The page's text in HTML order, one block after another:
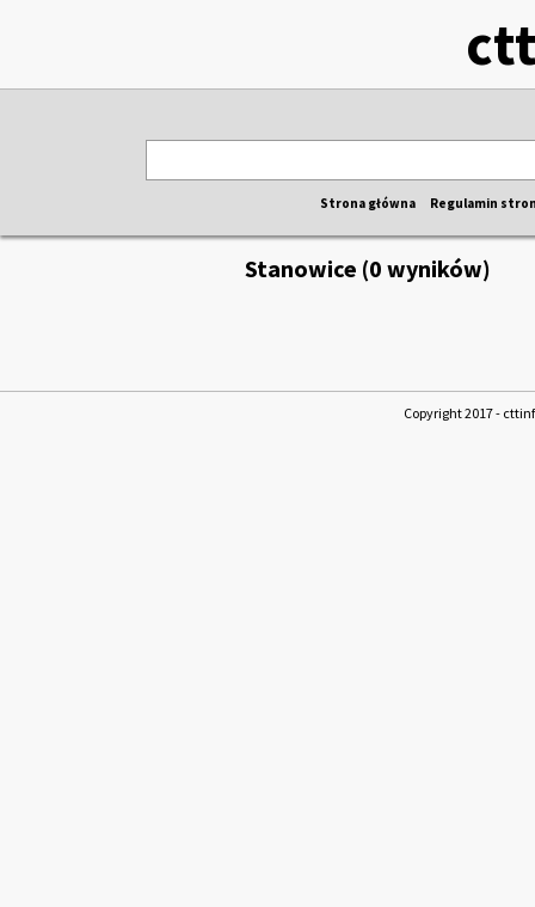
Strona główna Regulamin
Stanowice (0 wyników)
Copyright 2017 -